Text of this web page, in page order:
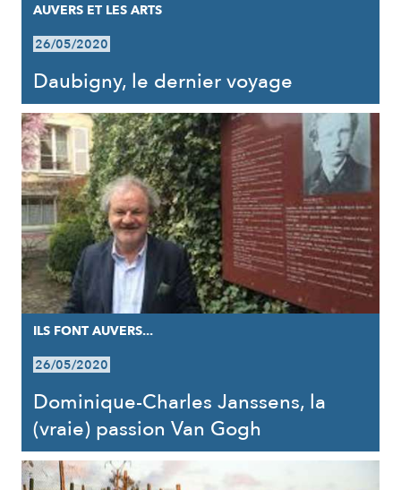
AUVERS ET LES ARTS
26/05/2020
Daubigny, le dernier voyage
ILS FONT AUVERS...
26/05/2020
Dominique-Charles Janssens, la
(vraie) passion Van Gogh